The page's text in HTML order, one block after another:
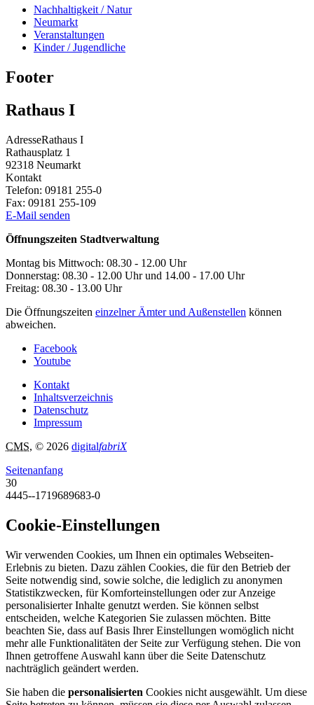
Nachhaltigkeit / Natur
Neumarkt
Veranstaltungen
Kinder / Jugendliche
Footer
Rathaus I
AdresseRathaus I
Rathausplatz 1
92318 Neumarkt
Kontakt
Telefon: 09181 255-0
Fax: 09181 255-109
E-Mail senden
Öffnungszeiten Stadtverwaltung
Montag bis Mittwoch: 08.30 - 12.00 Uhr
Donnerstag: 08.30 - 12.00 Uhr und 14.00 - 17.00 Uhr
Freitag: 08.30 - 13.00 Uhr
Die Öffnungszeiten einzelner Ämter und Außenstellen können
abweichen.
Facebook
Youtube
Kontakt
Inhaltsverzeichnis
Datenschutz
Impressum
CMS, © 2026 digitalfabriX
Seitenanfang
30
4445--1719689683-0
Cookie-Einstellungen
Wir verwenden Cookies, um Ihnen ein optimales Webseiten-
Erlebnis zu bieten. Dazu zählen Cookies, die für den Betrieb der
Seite notwendig sind, sowie solche, die lediglich zu anonymen
Statistikzwecken, für Komforteinstellungen oder zur Anzeige
personalisierter Inhalte genutzt werden. Sie können selbst
entscheiden, welche Kategorien Sie zulassen möchten. Bitte
beachten Sie, dass auf Basis Ihrer Einstellungen womöglich nicht
mehr alle Funktionalitäten der Seite zur Verfügung stehen. Die von
Ihnen getroffene Auswahl kann über die Seite Datenschutz
nachträglich geändert werden.
Sie haben die personalisierten Cookies nicht ausgewählt. Um diese